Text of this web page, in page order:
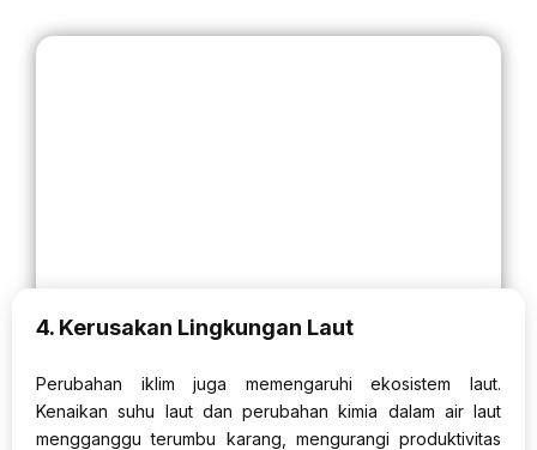
4. Kerusakan Lingkungan Laut
Perubahan iklim juga memengaruhi ekosistem laut.
Kenaikan suhu laut dan perubahan kimia dalam air laut
mengganggu terumbu karang, mengurangi produktivitas